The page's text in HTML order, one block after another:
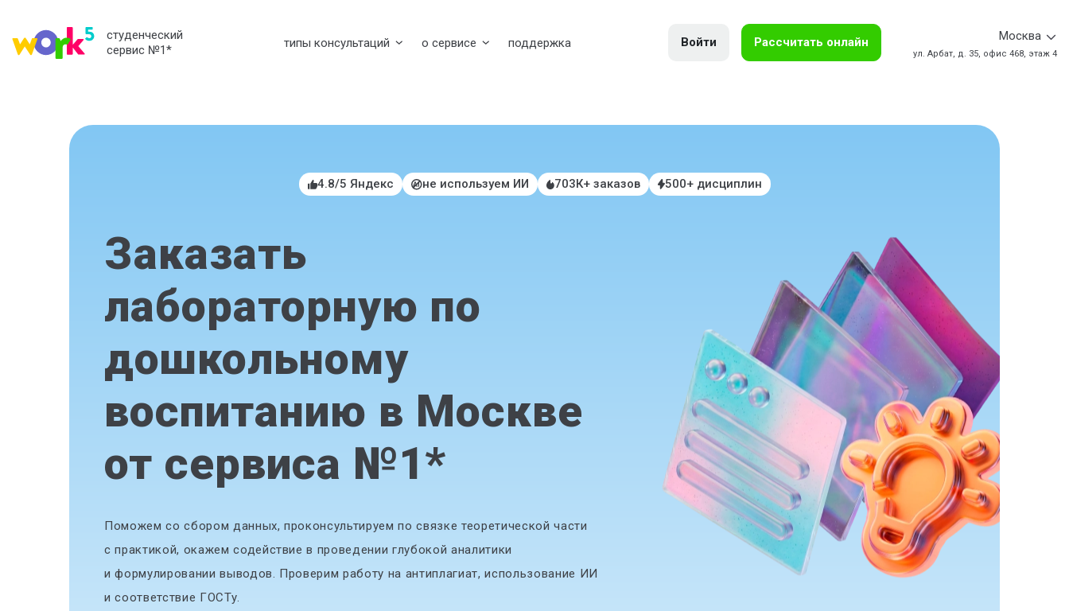
студенческий
сервис №1* типы консультаций о сервисе поддержка Войти Рассчитать онлайн Москва
ул. Арбат, д. 35, офис 468, этаж 4
4.8/5 Яндекс не используем ИИ 703К+ заказов 500+ дисциплин
Заказать
лабораторную по
дошкольному
воспитанию в Москве
от сервиса №1*
Поможем со сбором данных, проконсультируем по связке теоретической части
с практикой, окажем содействие в проведении глубокой аналитики
и формулировании выводов. Проверим работу на антиплагиат, использование ИИ
и соответствие ГОСТу.